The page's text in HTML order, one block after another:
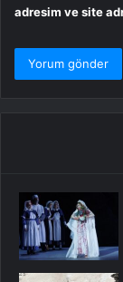
adresim ve site